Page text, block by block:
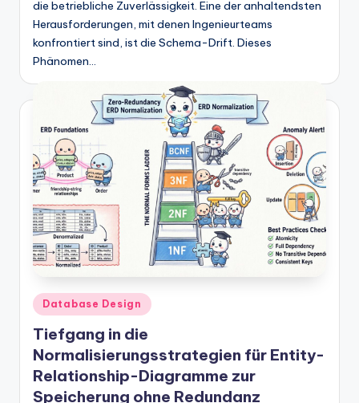
die betriebliche Zuverlässigkeit. Eine der anhaltendsten
Herausforderungen, mit denen Ingenieurteams
konfrontiert sind, ist die Schema-Drift. Dieses
Phänomen…
Posted
in
Database Design
Tiefgang in die
Normalisierungsstrategien für Entity-
Relationship-Diagramme zur
Speicherung ohne Redundanz